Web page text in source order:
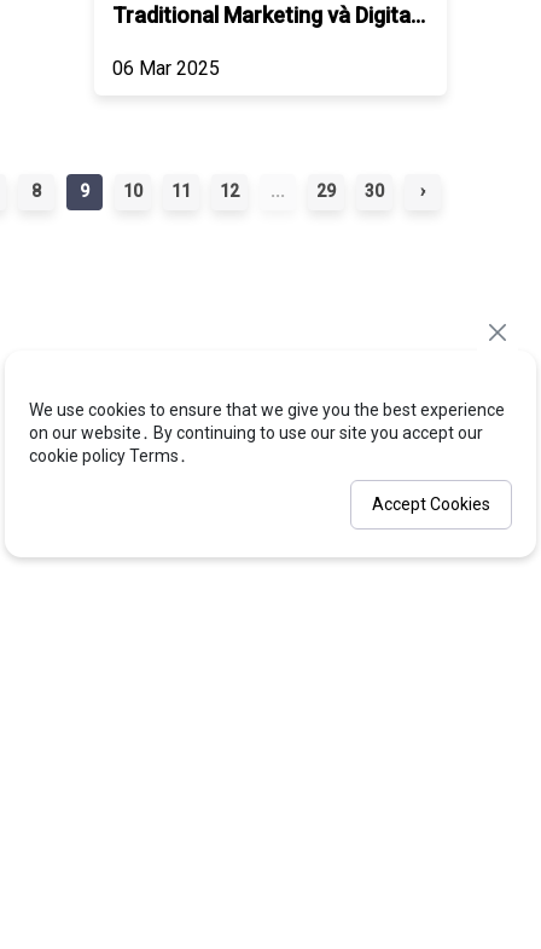
Traditional Marketing và Digital
06 Mar 2025
8 9 10 11 12 ... 29 30 ›
We use cookies to ensure that we give you the best experience
on our website․ By continuing to use our site you accept our
cookie policy Terms․
Accept Cookies